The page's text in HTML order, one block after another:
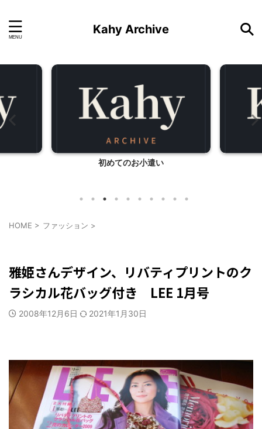
Kahy Archive
初めてのお小遣い
HOME > ファッション >
雅姫さんデザイン、リバティプリントのク
ラシカル花バッグ付き LEE 1月号
2008年12月6日 2021年1月30日